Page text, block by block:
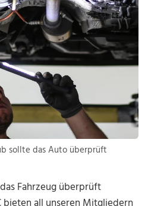
sollte das Auto überprüft
Fahrzeug überprüft